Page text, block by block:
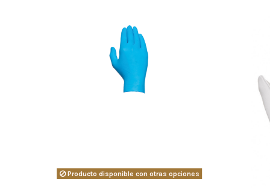
Producto disponible con otras opciones